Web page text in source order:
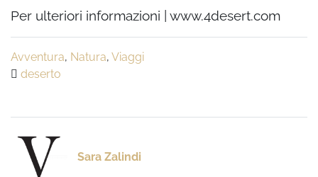
Per ulteriori informazioni | www.4desert.com
Avventura, Natura, Viaggi
deserto
Sara Zalindi